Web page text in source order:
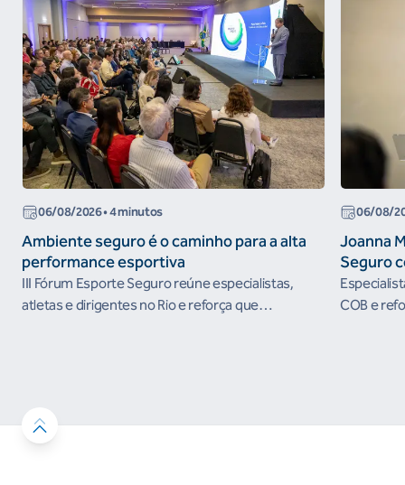
06/08/2026• 4 minutos
Ambiente seguro é o caminho para a alta
performance esportiva
III Fórum Esporte Seguro reúne especialistas,
atletas e dirigentes no Rio e reforça que
06/08/
Joanna
Seguro
COB e